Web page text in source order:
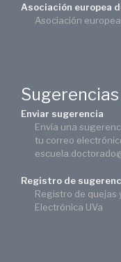
Asociación europea
Asociación
Enviar sugerencia
Envía una
tu correo
Registro de
Registro de quejas
Electrónica UVa